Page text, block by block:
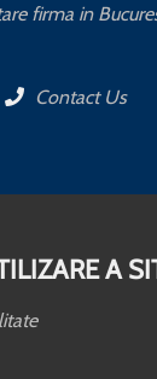
firma in
Contact Us
A